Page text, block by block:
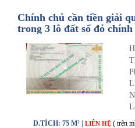
Chính chủ cần tiền giải
trong 3 lô đất sổ đỏ chính
D.TÍCH: 75 M² | LIÊN HỆ ( trên